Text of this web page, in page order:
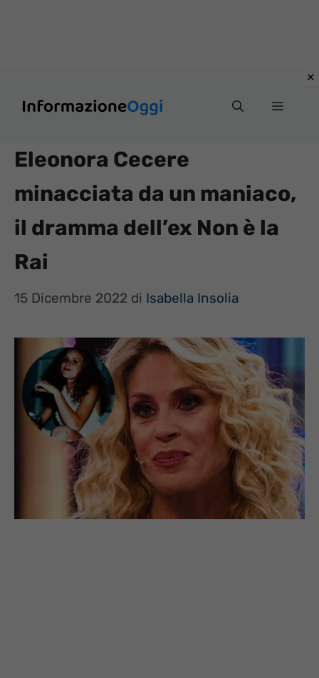
Menu
Eleonora Cecere
minacciata da un maniaco,
il dramma dell’ex Non è la
Rai
15 Dicembre 2022 di Isabella Insolia